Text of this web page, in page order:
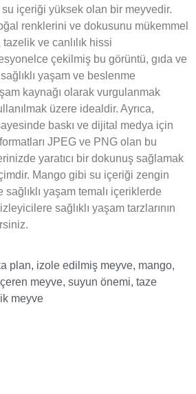
içeriği yüksek olan bir meyvedir.
renklerini ve dokusunu mükemmel
ve canlılık hissi
çekilmiş bu görüntü, gıda ve
yaşam ve beslenme
kaynağı olarak vurgulanmak
üzere idealdir. Ayrıca,
baskı ve dijital medya için
JPEG ve PNG olan bu
yaratıcı bir dokunuş sağlamak
Mango gibi su içeriği zengin
sağlıklı yaşam temalı içeriklerde
sağlıklı yaşam tarzlarının
plan, izole edilmiş meyve, mango,
meyve, suyun önemi, taze
meyve